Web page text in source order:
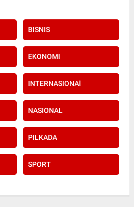
BISNIS
EKONOMI
INTERNASIONAl
NASIONAL
PILKADA
SPORT